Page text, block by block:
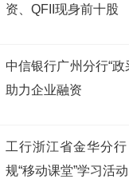
资、QFII现身前十股
中信银行广州分行“
助力企业融资
工行浙江省金华分
规“移动课堂”学习活动